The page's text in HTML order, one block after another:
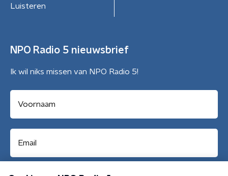
Luisteren
NPO Radio 5 nieuwsbrief
Ik wil niks missen van NPO Radio 5!